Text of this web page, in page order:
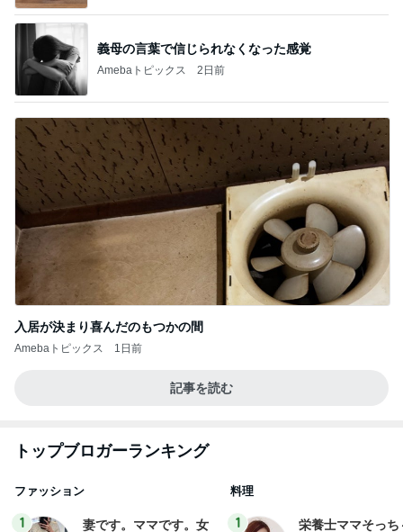
義母の言葉で信じられなくなった感覚
Amebaトピックス 2日前
入居が決まり喜んだのもつかの間
Amebaトピックス 1日前
記事を読む
トップブロガーランキング
ファッション
1 妻です。ママです。女
料理
1 栄養士ママそっち